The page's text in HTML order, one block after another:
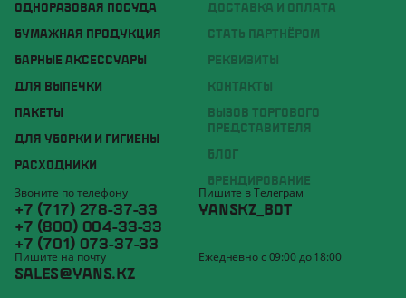
ОДНОРАЗОВАЯ ПОСУДА
БУМАЖНАЯ ПРОДУКЦИЯ
БАРНЫЕ АКСЕССУАРЫ
ДЛЯ ВЫПЕЧКИ
ПАКЕТЫ
ДЛЯ УБОРКИ И ГИГИЕНЫ
РАСХОДНИКИ
ДОСТАВКА И ОПЛАТА
СТАТЬ ПАРТНЁРОМ
РЕКВИЗИТЫ
КОНТАКТЫ
ВЫЗОВ ТОРГОВОГО
ПРЕДСТАВИТЕЛЯ
БЛОГ
БРЕНДИРОВАНИЕ
Звоните по телефону
+7 (717) 278-37-33
+7 (800) 004-33-33
+7 (701) 073-37-33
Пишите в Телеграм
YANSKZ_BOT
Пишите на почту
SALES@YANS.KZ
Ежедневно с 09:00 до 18:00